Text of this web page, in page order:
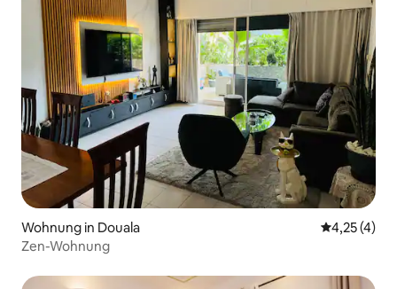
Wohnung in Douala
4,25 (4)
Zen-Wohnung